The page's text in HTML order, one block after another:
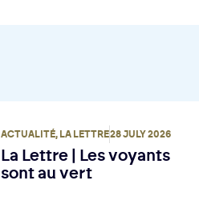
ACTUALITÉ, LA LETTRE28 JULY 2026
La Lettre | Les voyants
sont au vert